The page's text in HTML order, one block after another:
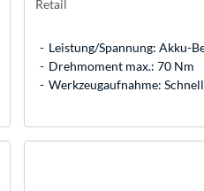
Retail
Leistung/Spannung: Akku-
Drehmoment max.: 70 Nm
Werkzeugaufnahme: